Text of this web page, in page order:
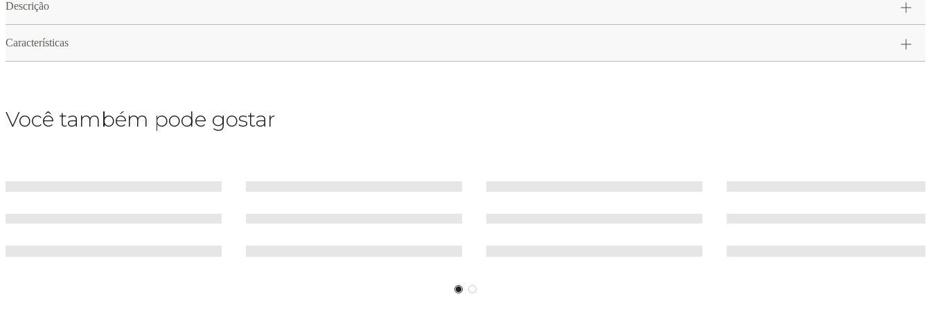
Descrição
Características
Você também pode gostar